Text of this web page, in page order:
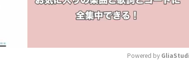
Powered by